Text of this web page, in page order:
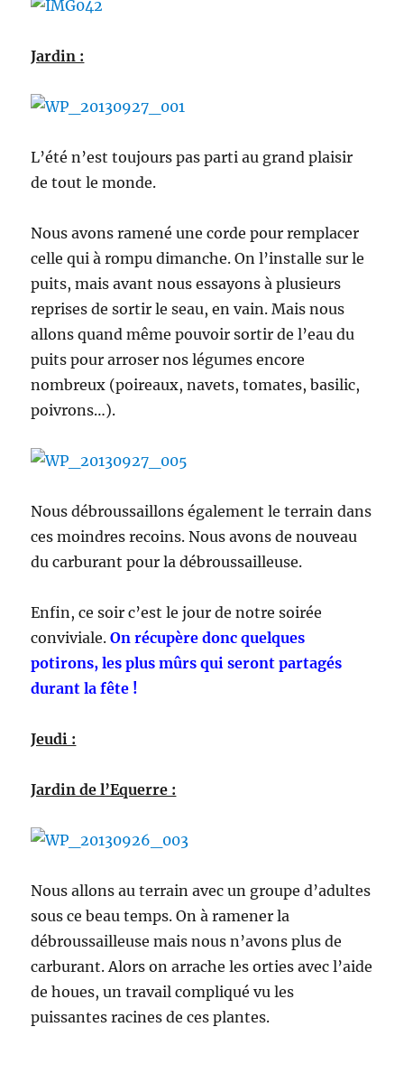
Jardin :
L’été n’est toujours pas parti au grand plaisir
de tout le monde.
Nous avons ramené une corde pour remplacer
celle qui à rompu dimanche. On l’installe sur le
puits, mais avant nous essayons à plusieurs
reprises de sortir le seau, en vain. Mais nous
allons quand même pouvoir sortir de l’eau du
puits pour arroser nos légumes encore
nombreux (poireaux, navets, tomates, basilic,
poivrons…).
Nous débroussaillons également le terrain dans
ces moindres recoins. Nous avons de nouveau
du carburant pour la débroussailleuse.
Enfin, ce soir c’est le jour de notre soirée
conviviale.On récupère donc quelques
potirons, les plus mûrs qui seront partagés
durant la fête !
Jeudi :
Jardin de l’Equerre :
Nous allons au terrain avec un groupe d’adultes
sous ce beau temps. On à ramener la
débroussailleuse mais nous n’avons plus de
carburant. Alors on arrache les orties avec l’aide
de houes, un travail compliqué vu les
puissantes racines de ces plantes.